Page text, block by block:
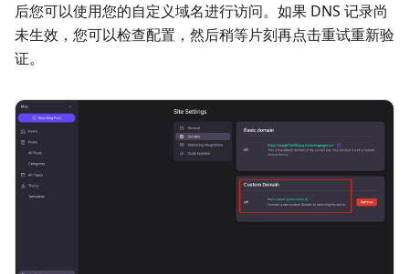
后您可以使用您的自定义域名进行访问。如果 DNS 记录尚
未生效，您可以检查配置，然后稍等片刻再点击重试重新验
证。